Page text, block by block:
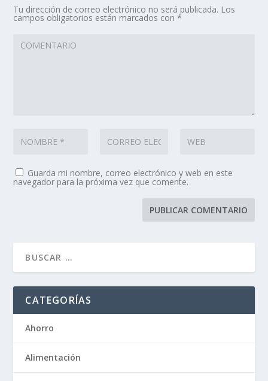
Tu dirección de correo electrónico no será publicada. Los
campos obligatorios están marcados con*
Guarda mi nombre, correo electrónico y web en este
navegador para la próxima vez que comente.
CATEGORÍAS
Ahorro
Alimentación